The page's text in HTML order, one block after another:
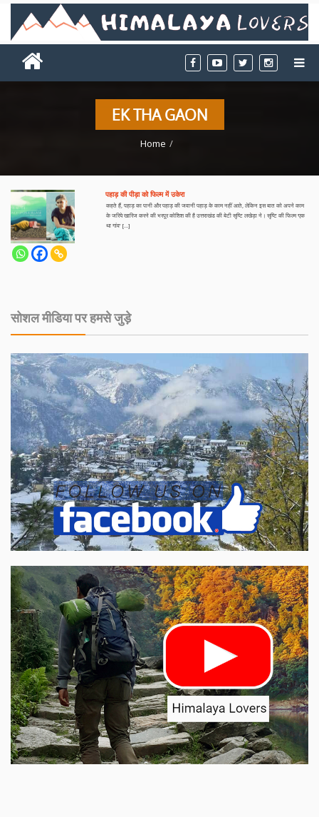
EK THA GAON
Home
पहाड़ की पीड़ा को फिल्म में उकेरा
कहते हैं, पहाड़ का पानी और पहाड़ की जवानी पहाड़ के काम नहीं आते, लेकिन इस बात को अपने काम
के जरिये खारिज करने की भरपूर कोशिश की है उत्तराखंड की बेटी सृष्टि लखेड़ा ने। सृष्टि की फिल्म ‘एक
था गांव’ […]
सोशल मीडिया पर हमसे जुड़े